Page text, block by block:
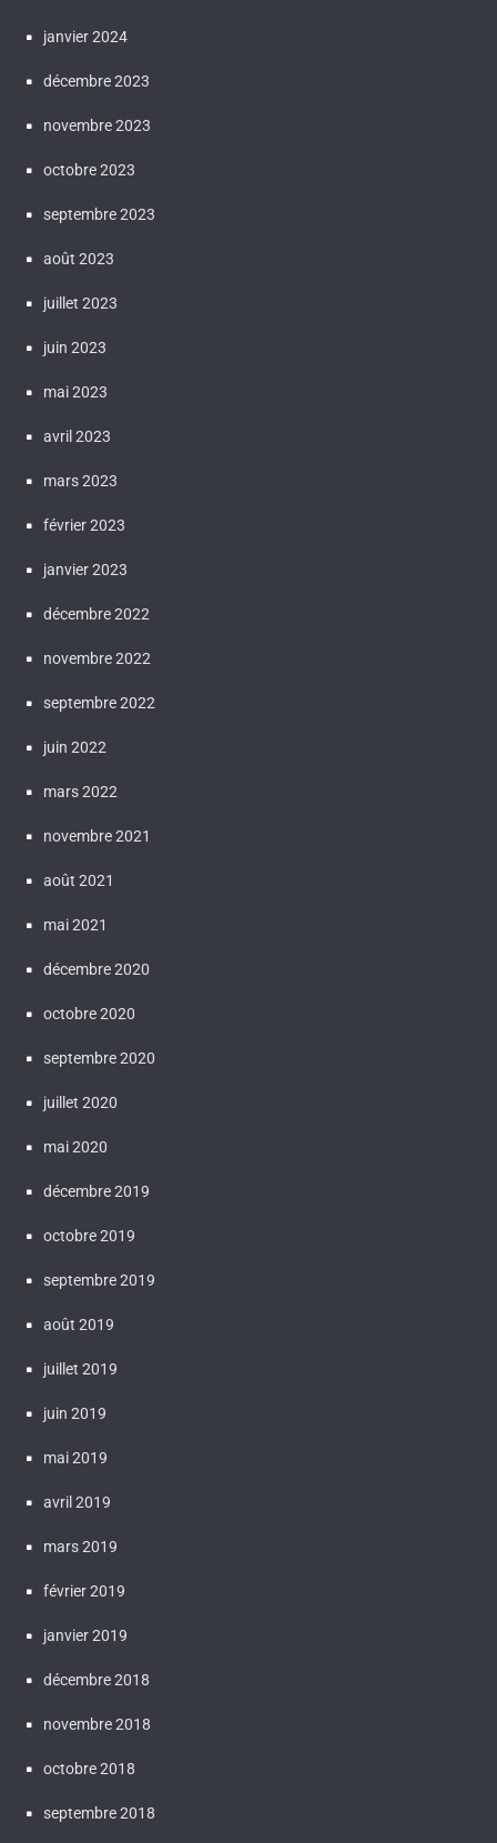
janvier 2024
décembre 2023
novembre 2023
octobre 2023
septembre 2023
août 2023
juillet 2023
juin 2023
mai 2023
avril 2023
mars 2023
février 2023
janvier 2023
décembre 2022
novembre 2022
septembre 2022
juin 2022
mars 2022
novembre 2021
août 2021
mai 2021
décembre 2020
octobre 2020
septembre 2020
juillet 2020
mai 2020
décembre 2019
octobre 2019
septembre 2019
août 2019
juillet 2019
juin 2019
mai 2019
avril 2019
mars 2019
février 2019
janvier 2019
décembre 2018
novembre 2018
octobre 2018
septembre 2018